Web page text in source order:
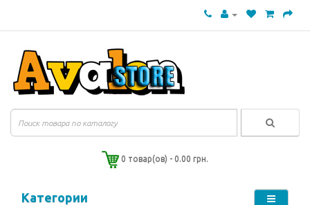
0 товар(ов) - 0.00 грн.
Категории